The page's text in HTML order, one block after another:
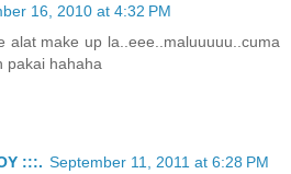
16, 2010 at 4:32 PM
alat make up la..eee..maluuuuu..cuma
pakai hahaha
:::. September 11, 2011 at 6:28 PM